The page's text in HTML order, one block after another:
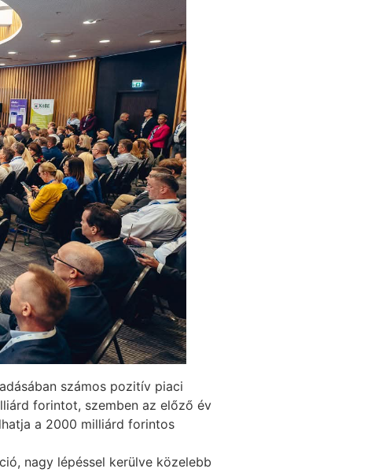
számos pozitív piaci
forintot, szemben az előző év
a 2000 milliárd forintos
nagy lépéssel kerülve közelebb